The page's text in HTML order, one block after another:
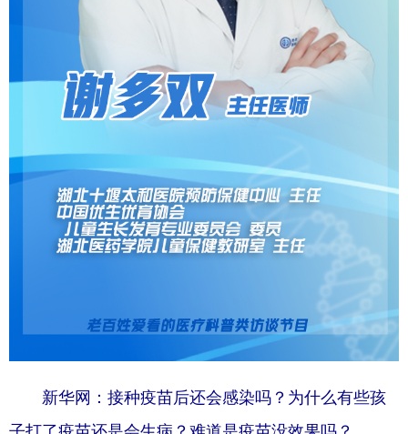
内蒙古 黑龙江
多语种频道
English Español Français
Русский язык
Deutsch Português
新华网：接种疫苗后还会感染吗？为什么有些孩